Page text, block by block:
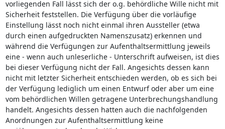
vorliegenden Fall lässt sich der o.g. behördliche Wille nicht mit
Sicherheit feststellen. Die Verfügung über die vorläufige
Einstellung lässt noch nicht einmal ihren Aussteller (etwa
durch einen aufgedruckten Namenszusatz) erkennen und
während die Verfügungen zur Aufenthaltsermittlung jeweils
eine - wenn auch unleserliche - Unterschrift aufweisen, ist dies
bei dieser Verfügung nicht der Fall. Angesichts dessen kann
nicht mit letzter Sicherheit entschieden werden, ob es sich bei
der Verfügung lediglich um einen Entwurf oder aber um eine
vom behördlichen Willen getragene Unterbrechungshandlung
handelt. Angesichts dessen hatten auch die nachfolgenden
Anordnungen zur Aufenthaltsermittlung keine